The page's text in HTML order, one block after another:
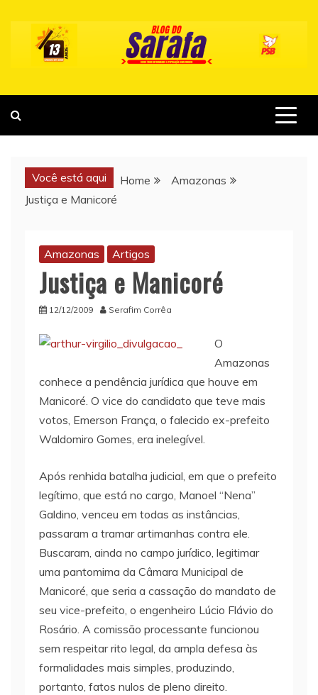
content
Você está aqui Home
Amazonas
Justiça e Manicoré
Amazonas Artigos
Justiça e Manicoré
12/12/2009 Serafim Corrêa
O
Amazonas
conhece a pendência jurídica que houve em
Manicoré. O vice do candidato que teve mais
votos, Emerson França, o falecido ex-prefeito
Waldomiro Gomes, era inelegível.
Após renhida batalha judicial, em que o prefeito
legítimo, que está no cargo, Manoel “Nena”
Galdino, venceu em todas as instâncias,
passaram a tramar artimanhas contra ele.
Buscaram, ainda no campo jurídico, legitimar
uma pantomima da Câmara Municipal de
Manicoré, que seria a cassação do mandato de
seu vice-prefeito, o engenheiro Lúcio Flávio do
Rosário. A comissão processante funcionou
sem respeitar rito legal, da ampla defesa às
formalidades mais simples, produzindo,
portanto, fatos nulos de pleno direito.